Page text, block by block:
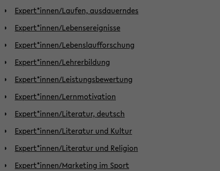
Expert*innen/Laufen, ausdauerndes
Expert*innen/Lebensereignisse
Expert*innen/Lebenslaufforschung
Expert*innen/Lehrerbildung
Expert*innen/Leistungsbewertung
Expert*innen/Lernmotivation
Expert*innen/Literatur, deutsch
Expert*innen/Literatur und Kultur
Expert*innen/Literatur und Religion
Expert*innen/Marketing im Sport